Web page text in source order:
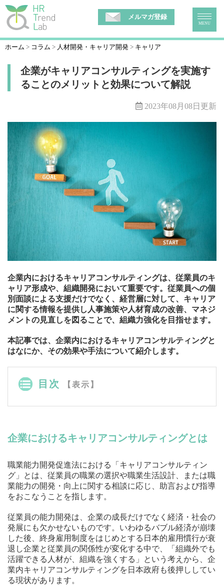
メルマガ登録
MENU
ホーム コラム 人材開発・キャリア開発 キャリア
企業がキャリアコンサルティングを実施す
ることのメリットと効果について解説
2023年08月08日更新
企業内におけるキャリアコンサルティングは、従業員のキ
ャリア形成や、組織開発において重要です。従業員への個
別面談による支援だけでなく、経営層に対して、キャリア
に関する情報を提供し人事施策や人材育成の改善、マネジ
メントの見直しを図ることで、組織力強化を目指せます。
本記事では、企業内におけるキャリアコンサルティングと
はなにか、その効果や手法について紹介します。
目次 【表示】
企業におけるキャリアコンサルティングとは
職業能力開発促進法における「キャリアコンサルティン
グ」とは、従業員の職業の選択や職業生活設計、または職
業能力の開発・向上に関する相談に応じ、助言および指導
をおこなうことを指します。
従業員の能力開発は、企業の成長だけでなく経済・社会の
発展にも欠かせないものです。いわゆるバブル経済が崩壊
した後、終身雇用制度をはじめとする日本的雇用慣行が衰
退し企業と従業員の関係性が変化する中で、「組織外でも
活躍できる人材が、組織を強くする」という考えから、企
業内キャリアコンサルティングを日本政府も後押ししてい
る現状があります。